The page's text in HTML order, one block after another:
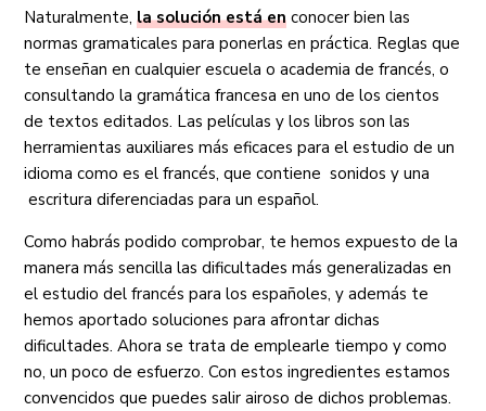
Naturalmente,la solución está en conocer bien las
normas gramaticales para ponerlas en práctica. Reglas que
te enseñan en cualquier escuela o academia de francés, o
consultando la gramática francesa en uno de los cientos
de textos editados. Las películas y los libros son las
herramientas auxiliares más eficaces para el estudio de un
idioma como es el francés, que contiene sonidos y una
escritura diferenciadas para un español.
Como habrás podido comprobar, te hemos expuesto de la
manera más sencilla las dificultades más generalizadas en
el estudio del francés para los españoles, y además te
hemos aportado soluciones para afrontar dichas
dificultades. Ahora se trata de emplearle tiempo y como
no, un poco de esfuerzo. Con estos ingredientes estamos
convencidos que puedes salir airoso de dichos problemas.